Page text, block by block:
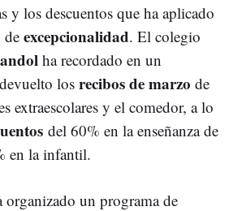
y los descuentos que ha aplicado
de excepcionalidad. El colegio
ha recordado en un
losrecibos de marzo de
extraescolares y el comedor, a lo
del 60% en la enseñanza de
en la infantil.
organizado un programa de